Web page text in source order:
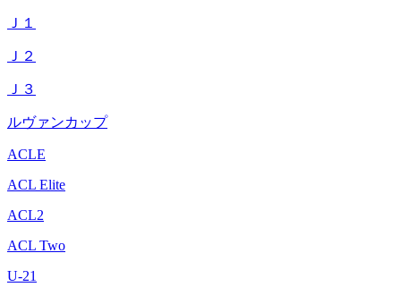
Ｊ１
Ｊ２
Ｊ３
ルヴァンカップ
ACLE
ACL Elite
ACL2
ACL Two
U-21